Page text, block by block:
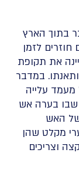
בתוך הארץ
לזמן
את תקופת
במדבר
מעמד עלייה
שבו בערה אש
של האש
מקלט שהן
וצריכים